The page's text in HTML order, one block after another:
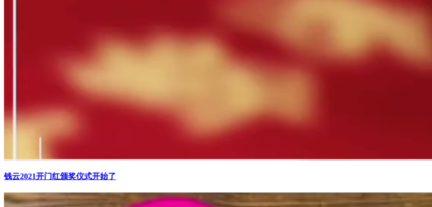
钱云2021开门红颁奖仪式开始了